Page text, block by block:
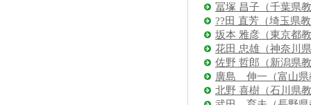
冨塚 昌子（千葉県
??田 直芳（埼玉県
坂本 雅彦（東京都
花田 忠雄（神奈川
佐野 哲郎（新潟県
廣島 伸一（富山県
北野 喜樹（石川県